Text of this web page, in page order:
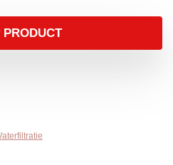
PRODUCT